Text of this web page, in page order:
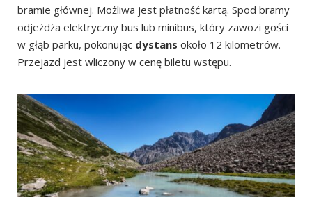
bramie głównej. Możliwa jest płatność kartą. Spod bramy
odjeżdża elektryczny bus lub minibus, który zawozi gości
w głąb parku, pokonując dystans około 12 kilometrów.
Przejazd jest wliczony w cenę biletu wstępu.